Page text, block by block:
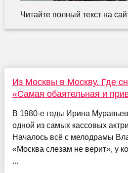
Читайте полный текст на
Из Москвы в Москву. Где
«Самая обаятельная и
В 1980-е годы Ирина
одной из самых кассовых
Началось всё с мелодрамы
«Москва слезам не верит», у
...